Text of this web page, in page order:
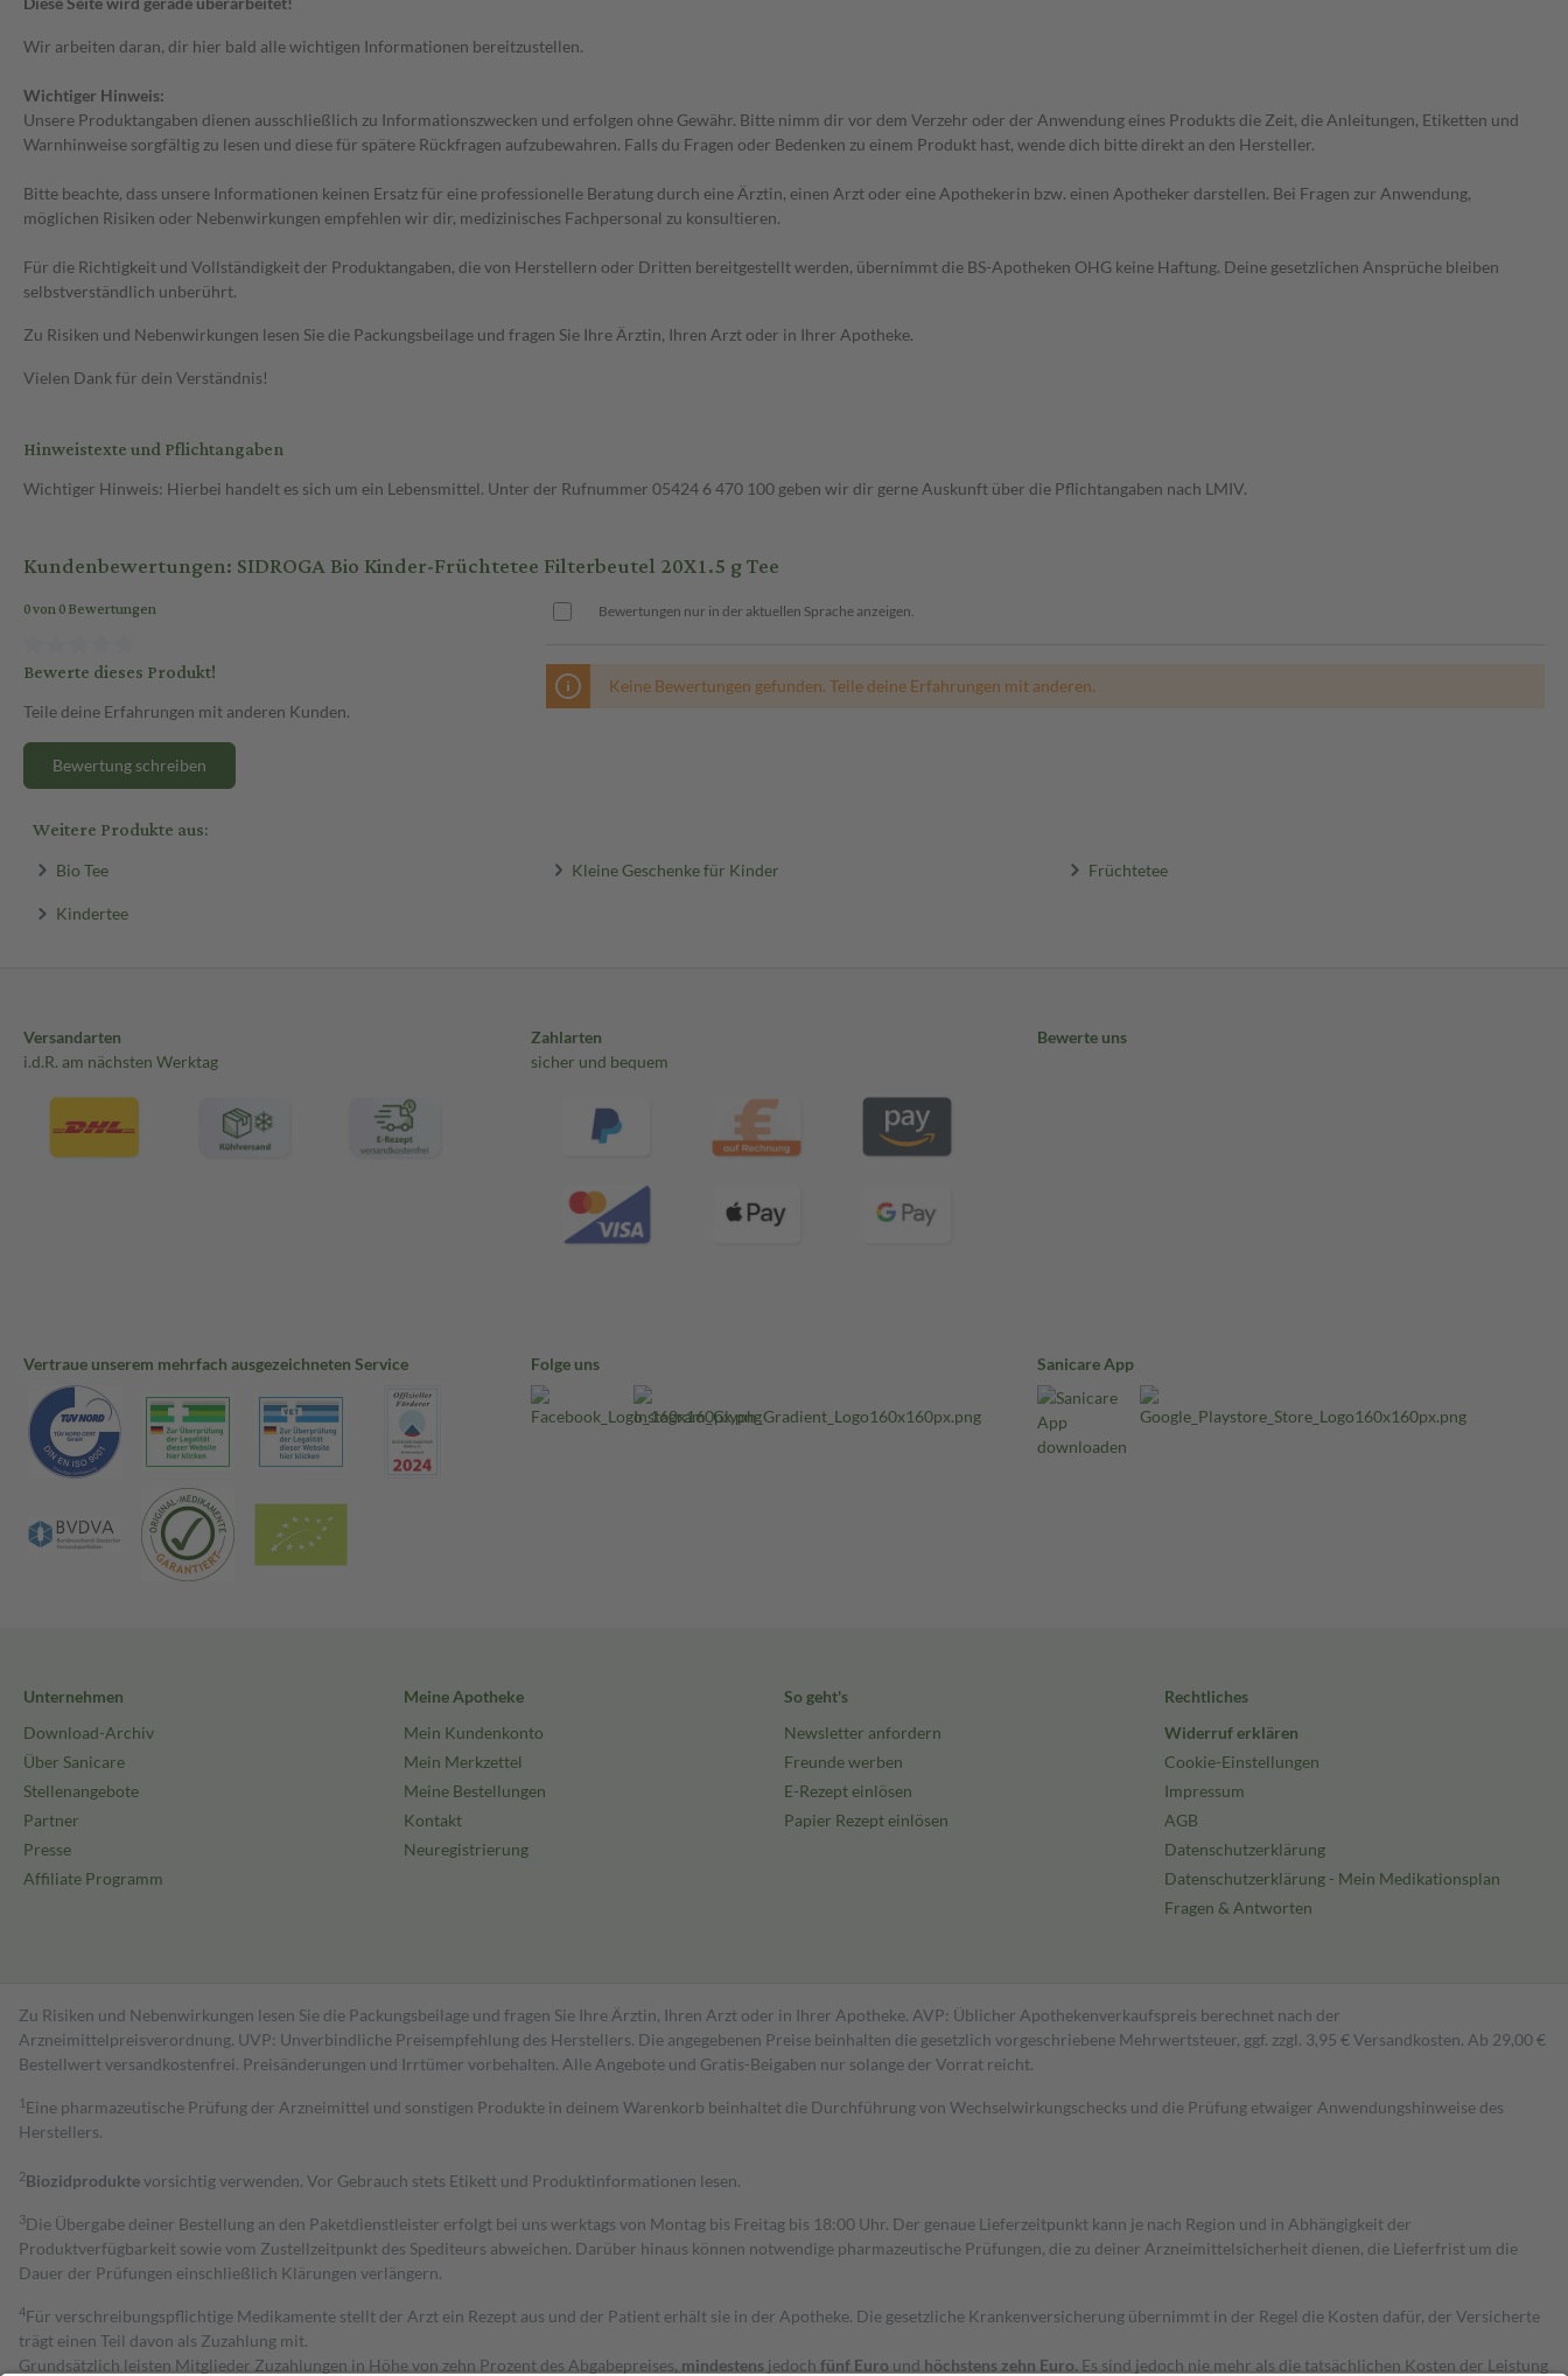
Wir arbeiten daran, dir hier bald alle wichtigen Informationen bereitzustellen.
Wichtiger Hinweis:
Unsere Produktangaben dienen ausschließlich zu Informationszwecken und erfolgen ohne Gewähr. Bitte nimm dir vor dem Verzehr oder der Anwendung eines Produkts die Zeit, die Anleitungen, Etiketten und
Warnhinweise sorgfältig zu lesen und diese für spätere Rückfragen aufzubewahren. Falls du Fragen oder Bedenken zu einem Produkt hast, wende dich bitte direkt an den Hersteller.
Bitte beachte, dass unsere Informationen keinen Ersatz für eine professionelle Beratung durch eine Ärztin, einen Arzt oder eine Apothekerin bzw. einen Apotheker darstellen. Bei Fragen zur Anwendung,
möglichen Risiken oder Nebenwirkungen empfehlen wir dir, medizinisches Fachpersonal zu konsultieren.
Für die Richtigkeit und Vollständigkeit der Produktangaben, die von Herstellern oder Dritten bereitgestellt werden, übernimmt die BS-Apotheken OHG keine Haftung. Deine gesetzlichen Ansprüche bleiben
selbstverständlich unberührt.
Zu Risiken und Nebenwirkungen lesen Sie die Packungsbeilage und fragen Sie Ihre Ärztin, Ihren Arzt oder in Ihrer Apotheke.
Vielen Dank für dein Verständnis!
Hinweistexte und Pflichtangaben
Wichtiger Hinweis: Hierbei handelt es sich um ein Lebensmittel. Unter der Rufnummer 05424 6 470 100 geben wir dir gerne Auskunft über die Pflichtangaben nach LMIV.
Kundenbewertungen: SIDROGA Bio Kinder-Früchtetee Filterbeutel 20X1.5 g Tee
0 von 0 Bewertungen
Bewerte dieses Produkt!
Teile deine Erfahrungen mit anderen Kunden.
Bewertung schreiben
Bewertungen nur in der aktuellen Sprache anzeigen.
Keine Bewertungen gefunden. Teile deine Erfahrungen mit anderen.
Weitere Produkte aus:
Bio Tee Kleine Geschenke für Kinder Früchtetee
Kindertee
Versandarten
i.d.R. am nächsten Werktag
Zahlarten
sicher und bequem
Bewerte uns
Vertraue unserem mehrfach ausgezeichneten Service Folge uns Sanicare App
Unternehmen
Download-Archiv
Über Sanicare
Stellenangebote
Partner
Presse
Affiliate Programm
Meine Apotheke
Mein Kundenkonto
Mein Merkzettel
Meine Bestellungen
Kontakt
Neuregistrierung
So geht's
Newsletter anfordern
Freunde werben
E-Rezept einlösen
Papier Rezept einlösen
Rechtliches
Widerruf erklären
Cookie-Einstellungen
Impressum
AGB
Datenschutzerklärung
Datenschutzerklärung - Mein Medikationsplan
Fragen & Antworten
Zu Risiken und Nebenwirkungen lesen Sie die Packungsbeilage und fragen Sie Ihre Ärztin, Ihren Arzt oder in Ihrer Apotheke. AVP: Üblicher Apothekenverkaufspreis berechnet nach der
Arzneimittelpreisverordnung. UVP: Unverbindliche Preisempfehlung des Herstellers. Die angegebenen Preise beinhalten die gesetzlich vorgeschriebene Mehrwertsteuer, ggf. zzgl. 3,95 € Versandkosten. Ab 29,00 €
Bestell­wert versand­kosten­frei. Preisänderungen und Irrtümer vorbehalten. Alle Angebote und Gratis-Beigaben nur solange der Vorrat reicht.
1 Eine pharmazeutische Prüfung der Arzneimittel und sonstigen Produkte in deinem Warenkorb beinhaltet die Durchführung von Wechselwirkungschecks und die Prüfung etwaiger Anwendungshinweise des
Herstellers.
2Biozidproduktevorsichtig verwenden. Vor Gebrauch stets Etikett und Produktinformationen lesen.
3Die Übergabe deiner Bestellung an den Paketdienstleister erfolgt bei uns werktags von Montag bis Freitag bis 18:00 Uhr. Der genaue Lieferzeitpunkt kann je nach Region und in Abhängigkeit der
Produktverfügbarkeit sowie vom Zustellzeitpunkt des Spediteurs abweichen. Darüber hinaus können notwendige pharmazeutische Prüfungen, die zu deiner Arzneimittelsicherheit dienen, die Lieferfrist um die
Dauer der Prüfungen einschließlich Klärungen verlängern.
4Für verschreibungspflichtige Medikamente stellt der Arzt ein Rezept aus und der Patient erhält sie in der Apotheke. Die gesetzliche Krankenversicherung übernimmt in der Regel die Kosten dafür, der Versicherte
trägt einen Teil davon als Zuzahlung mit.
Grundsätzlich leisten Mitglieder Zuzahlungen in Höhe von zehn Prozent des Abgabepreises, mindestens jedoch fünf Euro und höchstens zehn Euro. Es sind jedoch nie mehr als die tatsächlichen Kosten der Leistung